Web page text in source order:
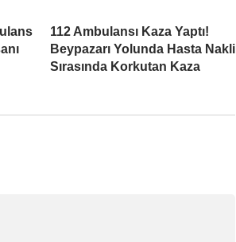
112 Ambulansı Kaza Yaptı!
Beypazarı Yolunda Hasta Nakli
Sırasında Korkutan Kaza